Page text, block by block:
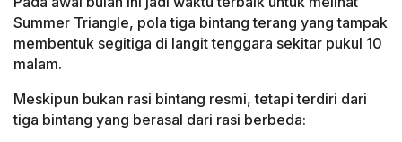
Summer Triangle, pola tiga bintang terang yang tampak
membentuk segitiga di langit tenggara sekitar pukul 10
malam.
Meskipun bukan rasi bintang resmi, tetapi terdiri dari
tiga bintang yang berasal dari rasi berbeda: